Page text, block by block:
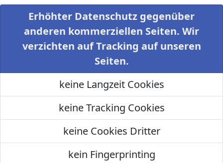
Erhöhter Datenschutz gegenüber
anderen kommerziellen Seiten. Wir
verzichten auf Tracking auf unseren
Seiten.
keine Langzeit Cookies
keine Tracking Cookies
keine Cookies Dritter
kein Fingerprinting